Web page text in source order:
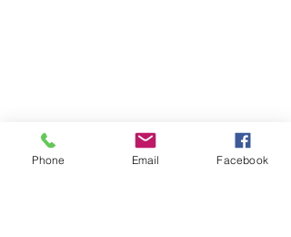
Phone Email Facebook